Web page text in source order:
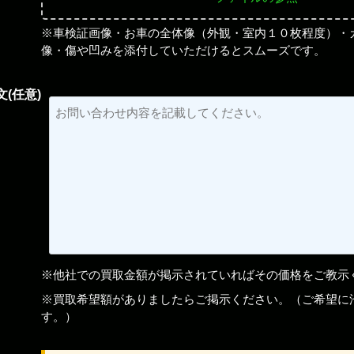
※車検証画像・お車の全体像（外観・室内１０枚程度）・
像・傷や凹みを添付していただけるとスムーズです。
(任意)
※他社での買取金額が掲示されていればその価格をご教示
※買取希望額がありましたらご掲示ください。（ご希望に
す。）